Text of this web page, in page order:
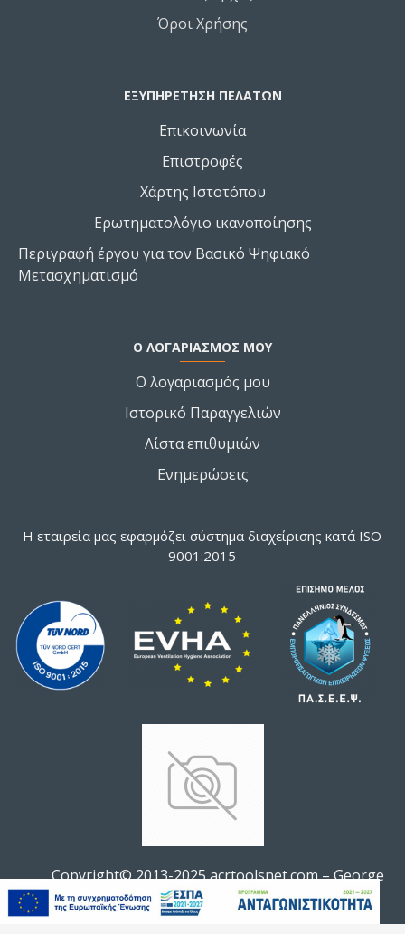
Όροι Χρήσης
ΕΞΥΠΗΡΕΤΗΣΗ ΠΕΛΑΤΩΝ
Επικοινωνία
Επιστροφές
Χάρτης Ιστοτόπου
Ερωτηματολόγιο ικανοποίησης
Περιγραφή έργου για τον Βασικό Ψηφιακό
Μετασχηματισμό
Ο ΛΟΓΑΡΙΑΣΜΌΣ ΜΟΥ
Ο λογαριασμός μου
Ιστορικό Παραγγελιών
Λίστα επιθυμιών
Ενημερώσεις
Η εταιρεία μας εφαρμόζει σύστημα διαχείρισης κατά ISO
9001:2015
Copyright© 2013-2025 acrtoolsnet.com – George
Soldatos All rights reserved.
ΦΊΛΤΡΟ ΠΡΟΪΌΝΤΩΝ